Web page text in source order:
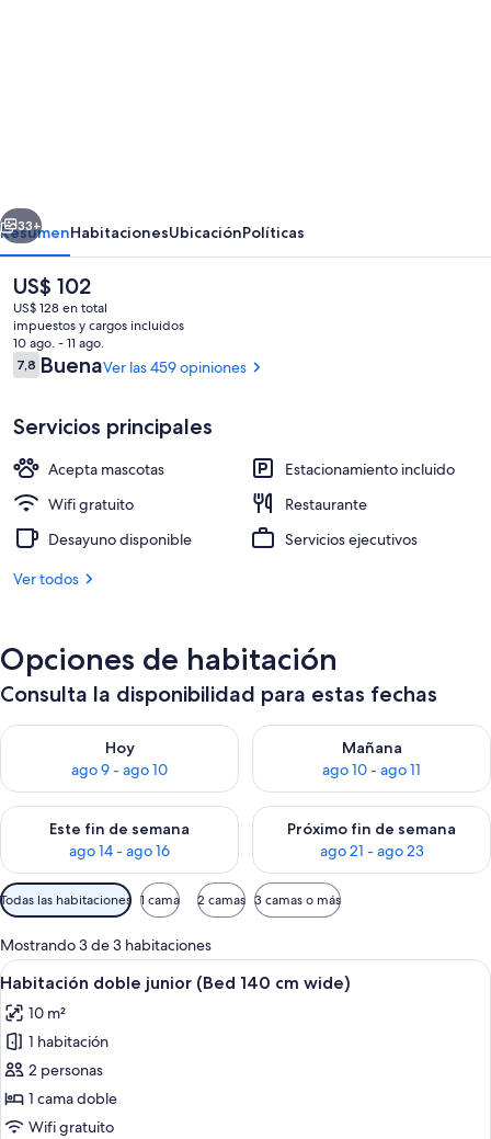
Fachada de la propiedad
Siguiente
33+
ResumenHabitacionesUbicaciónPolíticas
El
precio
actual
es
de
US$ 102
US$ 102
US$ 128 en total
impuestos y cargos incluidos
10 ago. - 11 ago.
Opiniones
7,87,8 de 10
BuenaVer las 459 opiniones
Servicios principales
Acepta mascotas
Estacionamiento incluido
Wifi gratuito
Restaurante
Desayuno disponible
Servicios ejecutivos
Ver todos
Opciones de habitación
Consulta la disponibilidad para estas fechas
Hoy
ago 9 - ago 10
Consulta la disponibilidad para hoy ago 9 - ago 10
Mañana
ago 10 - ago 11
Consulta la disponibilidad
Este fin de semana
ago 14 - ago 16
Consulta la disponibilidad para este fin de semana ago 14 -
Próximo fin de semana
ago 21 - ago 23
Consulta la disponibilidad
Filtros
disponibles
para
las
habitaciones
Todas las habitaciones 1 cama 2 camas 3 camas o más
Mostrando 3 de 3 habitaciones
Ver
todas
las
fotos
de
Habitación
doble
Habitación de hotel con una cama,
4
Habitación doble junior (Bed 140 cm wide)
10 m²
1 habitación
2 personas
1 cama doble
Wifi gratuito